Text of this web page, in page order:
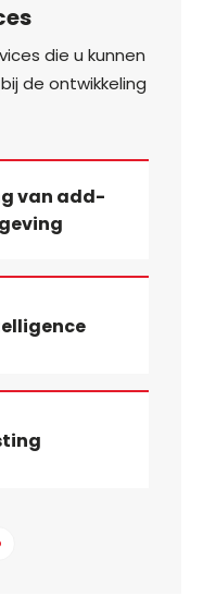
die u kunnen
de ontwikkeling
van add-